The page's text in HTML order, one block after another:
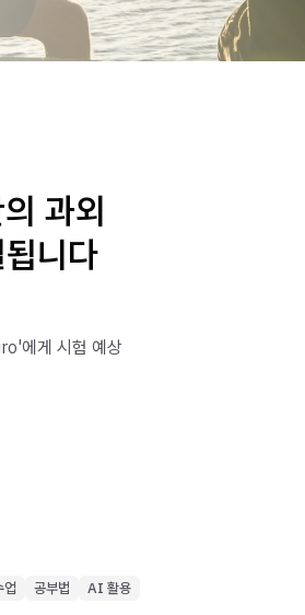
과외
니다
에게 시험 예상
업 공부법 AI 활용